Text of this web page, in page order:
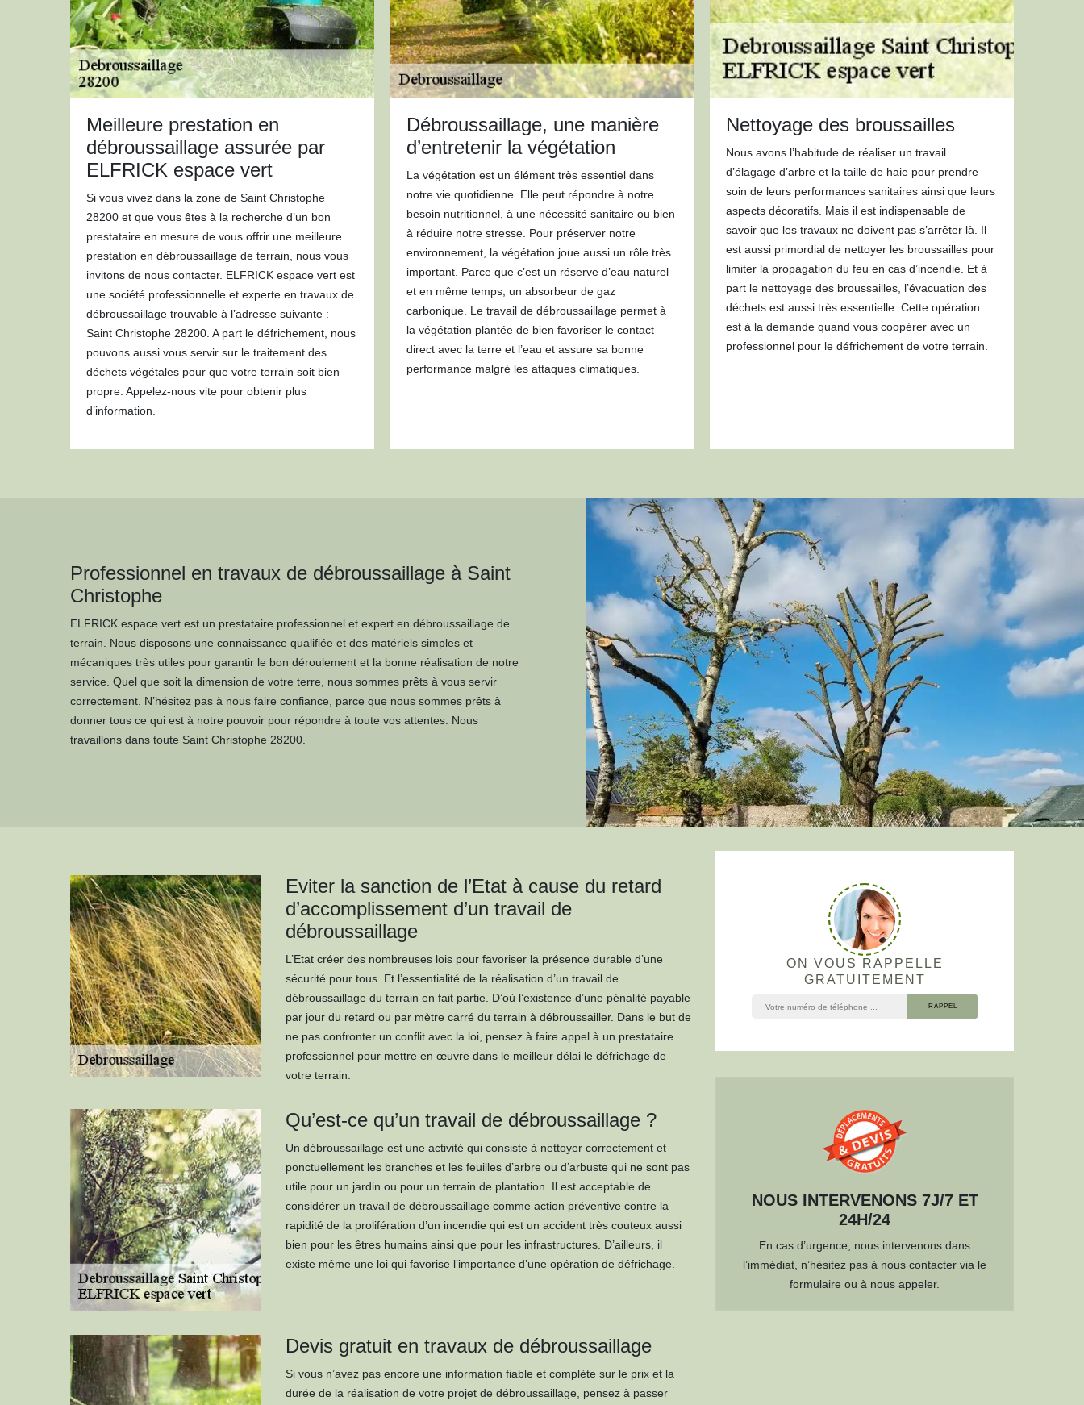
Meilleure prestation en
débroussaillage assurée par
ELFRICK espace vert
Si vous vivez dans la zone de Saint Christophe
28200 et que vous êtes à la recherche d’un bon
prestataire en mesure de vous offrir une meilleure
prestation en débroussaillage de terrain, nous vous
invitons de nous contacter. ELFRICK espace vert est
une société professionnelle et experte en travaux de
débroussaillage trouvable à l’adresse suivante :
Saint Christophe 28200. A part le défrichement, nous
pouvons aussi vous servir sur le traitement des
déchets végétales pour que votre terrain soit bien
propre. Appelez-nous vite pour obtenir plus
d’information.
Débroussaillage, une manière
d’entretenir la végétation
La végétation est un élément très essentiel dans
notre vie quotidienne. Elle peut répondre à notre
besoin nutritionnel, à une nécessité sanitaire ou bien
à réduire notre stresse. Pour préserver notre
environnement, la végétation joue aussi un rôle très
important. Parce que c’est un réserve d’eau naturel
et en même temps, un absorbeur de gaz
carbonique. Le travail de débroussaillage permet à
la végétation plantée de bien favoriser le contact
direct avec la terre et l’eau et assure sa bonne
performance malgré les attaques climatiques.
Nettoyage des broussailles
Nous avons l’habitude de réaliser un travail
d’élagage d’arbre et la taille de haie pour prendre
soin de leurs performances sanitaires ainsi que leurs
aspects décoratifs. Mais il est indispensable de
savoir que les travaux ne doivent pas s’arrêter là. Il
est aussi primordial de nettoyer les broussailles pour
limiter la propagation du feu en cas d’incendie. Et à
part le nettoyage des broussailles, l’évacuation des
déchets est aussi très essentielle. Cette opération
est à la demande quand vous coopérer avec un
professionnel pour le défrichement de votre terrain.
Professionnel en travaux de débroussaillage à Saint
Christophe
ELFRICK espace vert est un prestataire professionnel et expert en débroussaillage de
terrain. Nous disposons une connaissance qualifiée et des matériels simples et
mécaniques très utiles pour garantir le bon déroulement et la bonne réalisation de notre
service. Quel que soit la dimension de votre terre, nous sommes prêts à vous servir
correctement. N’hésitez pas à nous faire confiance, parce que nous sommes prêts à
donner tous ce qui est à notre pouvoir pour répondre à toute vos attentes. Nous
travaillons dans toute Saint Christophe 28200.
Eviter la sanction de l’Etat à cause du retard
d’accomplissement d’un travail de
débroussaillage
L’Etat créer des nombreuses lois pour favoriser la présence durable d’une
sécurité pour tous. Et l’essentialité de la réalisation d’un travail de
débroussaillage du terrain en fait partie. D’où l’existence d’une pénalité payable
par jour du retard ou par mètre carré du terrain à débroussailler. Dans le but de
ne pas confronter un conflit avec la loi, pensez à faire appel à un prestataire
professionnel pour mettre en œuvre dans le meilleur délai le défrichage de
votre terrain.
Qu’est-ce qu’un travail de débroussaillage ?
Un débroussaillage est une activité qui consiste à nettoyer correctement et
ponctuellement les branches et les feuilles d’arbre ou d’arbuste qui ne sont pas
utile pour un jardin ou pour un terrain de plantation. Il est acceptable de
considérer un travail de débroussaillage comme action préventive contre la
rapidité de la prolifération d’un incendie qui est un accident très couteux aussi
bien pour les êtres humains ainsi que pour les infrastructures. D’ailleurs, il
existe même une loi qui favorise l’importance d’une opération de défrichage.
Devis gratuit en travaux de débroussaillage
Si vous n’avez pas encore une information fiable et complète sur le prix et la
durée de la réalisation de votre projet de débroussaillage, pensez à passer
ON VOUS RAPPELLE
GRATUITEMENT
NOUS INTERVENONS 7J/7 ET
24H/24
En cas d’urgence, nous intervenons dans
l’immédiat, n’hésitez pas à nous contacter via le
formulaire ou à nous appeler.